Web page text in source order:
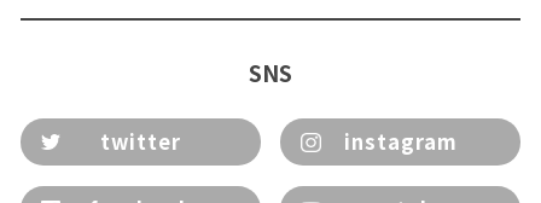
SNS
twitter instagram